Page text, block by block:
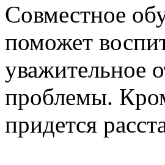
Совместное
поможет
уважительное
проблемы.
придется